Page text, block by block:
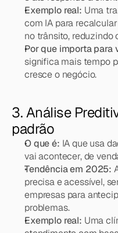
Exemplo real: Uma
com IA para
no trânsito, reduzindo
Por que importa para
significa mais tempo
cresce o negócio.
3. Análise
padrão
O que é: IA que usa
vai acontecer, de
Tendência em 2025:
precisa e acessível,
empresas para
problemas.
Exemplo real: Uma